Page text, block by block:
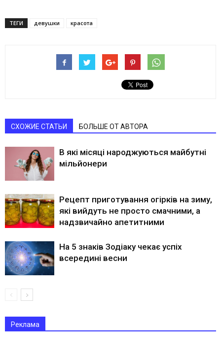
ТЕГИ девушки красота
СХОЖИЕ СТАТЬИ БОЛЬШЕ ОТ АВТОРА
В які місяці народжуються майбутні
мільйонери
Рецепт приготування огірків на зиму,
які вийдуть не просто смачними, а
надзвичайно апетитними
На 5 знаків Зодіаку чекає успіх
всередині весни
Реклама